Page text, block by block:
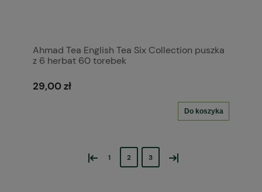
Ahmad Tea English Tea Six Collection puszka
z 6 herbat 60 torebek
29,00 zł
Do koszyka
« 1 2 3 »